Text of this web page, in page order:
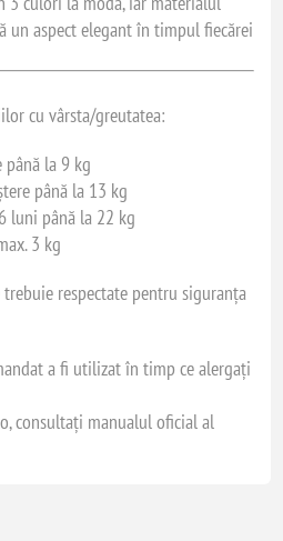
un aspect elegant în timpul fiecărei
cu vârsta/greutatea:
până la 9 kg
până la 13 kg
luni până la 22 kg
3 kg
respectate pentru siguranța
a fi utilizat în timp ce alergați
consultați manualul oficial al